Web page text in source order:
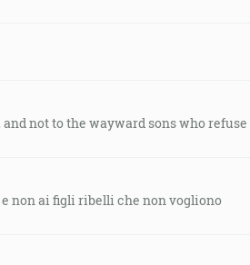
and not to the wayward sons who refuse
e non ai figli ribelli che non vogliono